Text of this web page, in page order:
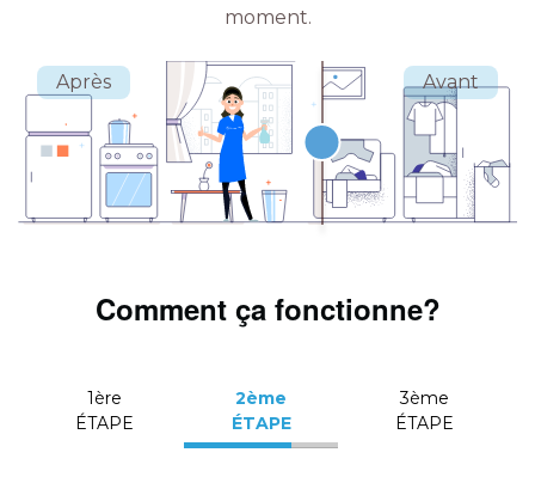
moment.
Comment ça fonctionne?
1ère
ÉTAPE
2ème
ÉTAPE
3ème
ÉTAPE